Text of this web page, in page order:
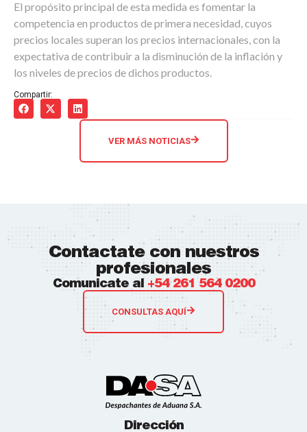
El propósito principal de esta medida es fomentar la
competencia en productos de primera necesidad, cuyos
precios locales superan los precios internacionales, con la
expectativa de contribuir a la disminución de la inflación y
los niveles de precios de dichos productos.
Compartir:
VER MÁS NOTICIAS
Contactate con nuestros
profesionales
Comunicate al +54 261 564 0200
CONSULTAS AQUÍ
Dirección